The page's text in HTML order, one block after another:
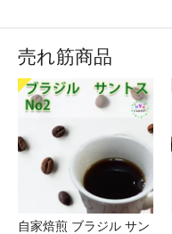
売れ筋商品
自家焙煎 ブラジル サン